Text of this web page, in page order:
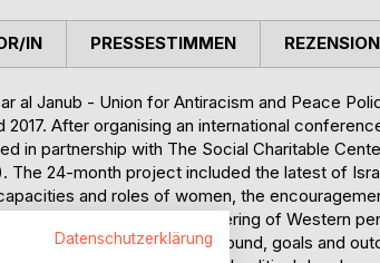
al Janub - Union for Antiracism and Peace
2017. After organising an international
in partnership with The Social Charitable
The 24-month project included the latest of
and roles of women, the
donors, as well as the altering of Western
describes the background, goals and
IN PRESSESTIMMEN
Datenschutzerklärung